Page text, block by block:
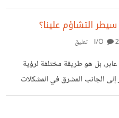
تجعلنا قادرين على مواكبة هذه
التشاؤم علينا؟
بل هو طريقة مختلفة لرؤية
إلى الجانب المشرق في المشكلات
لكن ما ألاحظه اليوم أن شعور التشاؤم